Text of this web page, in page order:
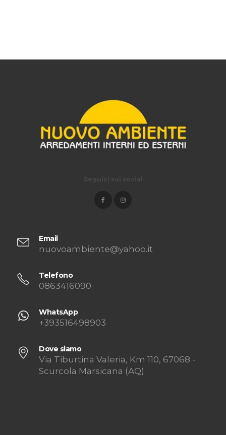
Email
nuovoambiente@yahoo.it
Telefono
0863416090
WhatsApp
+393516498903
Dove siamo
Via Tiburtina Valeria, Km 110, 67068 -
Scurcola Marsicana (AQ)